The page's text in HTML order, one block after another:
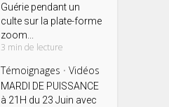
Guérie pendant un
culte sur la plate-forme
zoom...
3 min de lecture
Témoignages • Vidéos
MARDI DE PUISSANCE
à 21H du 23 Juin avec